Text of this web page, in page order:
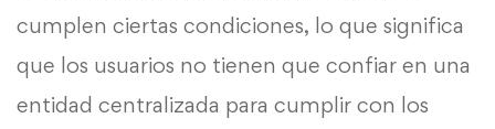
cumplen ciertas condiciones, lo que significa
que los usuarios no tienen que confiar en una
entidad centralizada para cumplir con los